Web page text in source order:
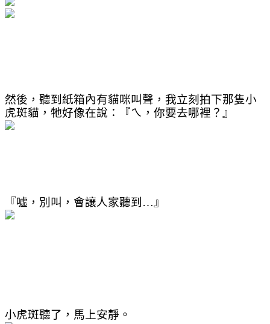
然後，聽到紙箱內有貓咪叫聲，我立刻拍下那隻小
虎斑貓，牠好像在說：『ㄟ，你要去哪裡？』
『噓，別叫，會讓人家聽到 … 』
小虎斑聽了，馬上安靜。